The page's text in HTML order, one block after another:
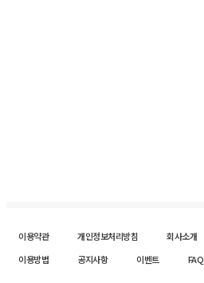
이용약관 개인정보처리방침 회사소개
이용방법
공지사항 이벤트 FAQ